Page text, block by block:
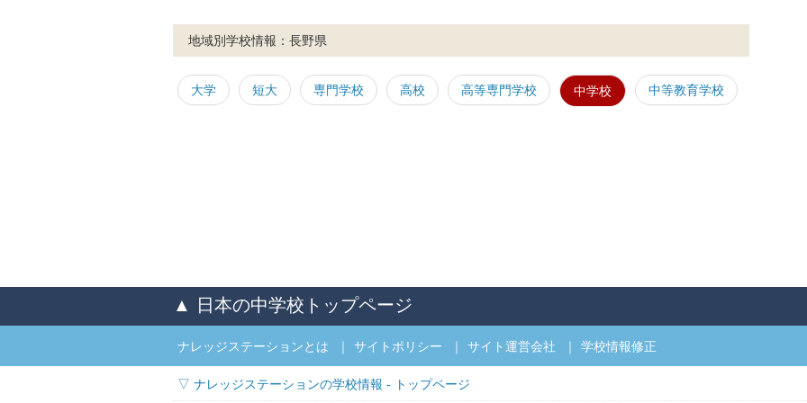
地域別学校情報：長野県
大学 短大 専門学校 高校 高等専門学校 中学校 中等教育学校
▲ 日本の中学校 トップページ
ナレッジステーションとは サイトポリシー サイト運営会社 学校情報修正
▽ ナレッジステーションの学校情報 - トップページ